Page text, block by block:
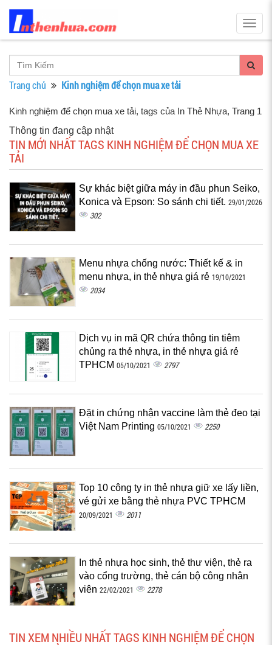
Trang chủ Kinh nghiệm để chọn mua xe tải
Kinh nghiệm để chọn mua xe tải, tags của In Thẻ Nhựa, Trang 1
Thông tin đang cập nhật
TIN MỚI NHẤT TAGS KINH NGHIỆM ĐỂ CHỌN MUA XE
TẢI
Sự khác biệt giữa máy in đầu phun Seiko,
Konica và Epson: So sánh chi tiết. 29/01/2026
302
Menu nhựa chống nước: Thiết kế & in
menu nhựa, in thẻ nhựa giá rẻ 19/10/2021
2034
Dịch vụ in mã QR chứa thông tin tiêm
chủng ra thẻ nhựa, in thẻ nhựa giá rẻ
TPHCM 05/10/2021 2797
Đặt in chứng nhận vaccine làm thẻ đeo tại
Việt Nam Printing 05/10/2021 2250
Top 10 công ty in thẻ nhựa giữ xe lấy liền,
vé gửi xe bằng thẻ nhựa PVC TPHCM
20/09/2021 2011
In thẻ nhựa học sinh, thẻ thư viện, thẻ ra
vào cổng trường, thẻ cán bộ công nhân
viên 22/02/2021 2278
TIN XEM NHIỀU NHẤT TAGS KINH NGHIỆM ĐỂ CHỌN